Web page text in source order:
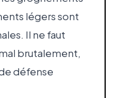
légers sont
Il ne faut
brutalement,
défense